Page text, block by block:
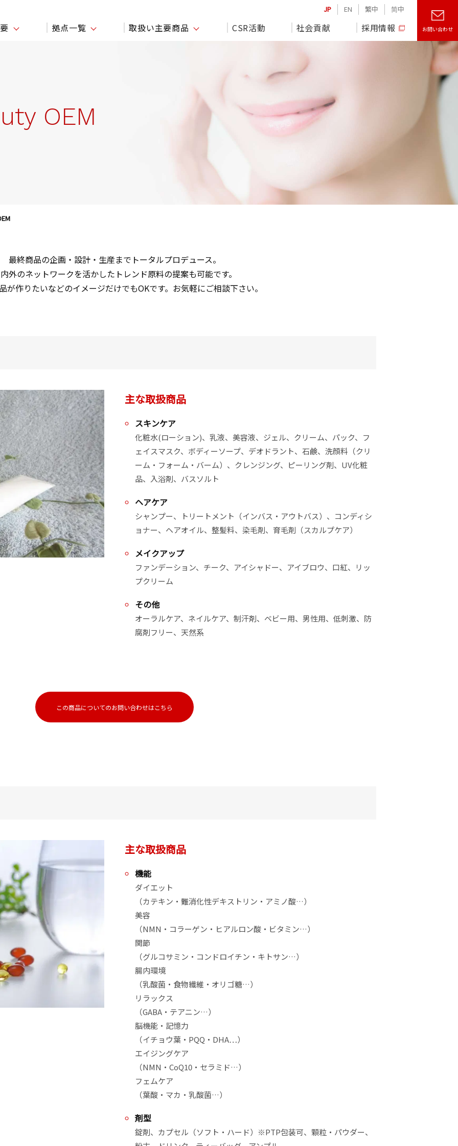
JP EN 繁中 简中
拠点一覧 取扱い主要商品 CSR活動 社会貢献 採用情報 お問い合わせ
OEM
最終商品の企画・設計・生産までトータルプロデュース。
外のネットワークを活かしたトレンド原料の提案も可能です。
が作りたいなどのイメージだけでもOKです。お気軽にご相談下さい。
主な取扱商品
スキンケア
化粧水(ローション)、乳液、美容液、ジェル、クリーム、パック、フ
ェイスマスク、ボディーソープ、デオドラント、石鹸、洗顔料（クリ
ーム・フォーム・バーム）、クレンジング、ピーリング剤、UV化粧
品、入浴剤、バスソルト
ヘアケア
シャンプー、トリートメント（インバス・アウトバス）、コンディシ
ョナー、ヘアオイル、整髪料、染毛剤、育毛剤（スカルプケア）
メイクアップ
ファンデーション、チーク、アイシャドー、アイブロウ、口紅、リッ
プクリーム
その他
オーラルケア、ネイルケア、制汗剤、ベビー用、男性用、低刺激、防
腐剤フリー、天然系
この商品についてのお問い合わせはこちら
主な取扱商品
機能
ダイエット
（カテキン・難消化性デキストリン・アミノ酸…）
美容
（NMN・コラーゲン・ヒアルロン酸・ビタミン…）
関節
（グルコサミン・コンドロイチン・キトサン…）
腸内環境
（乳酸菌・食物繊維・オリゴ糖…）
リラックス
（GABA・テアニン…）
脳機能・記憶力
（イチョウ葉・PQQ・DHA…）
エイジングケア
（NMN・CoQ10・セラミド…）
フェムケア
（葉酸・マカ・乳酸菌…）
剤型
錠剤、カプセル（ソフト・ハード）※PTP包装可、顆粒・パウダー、